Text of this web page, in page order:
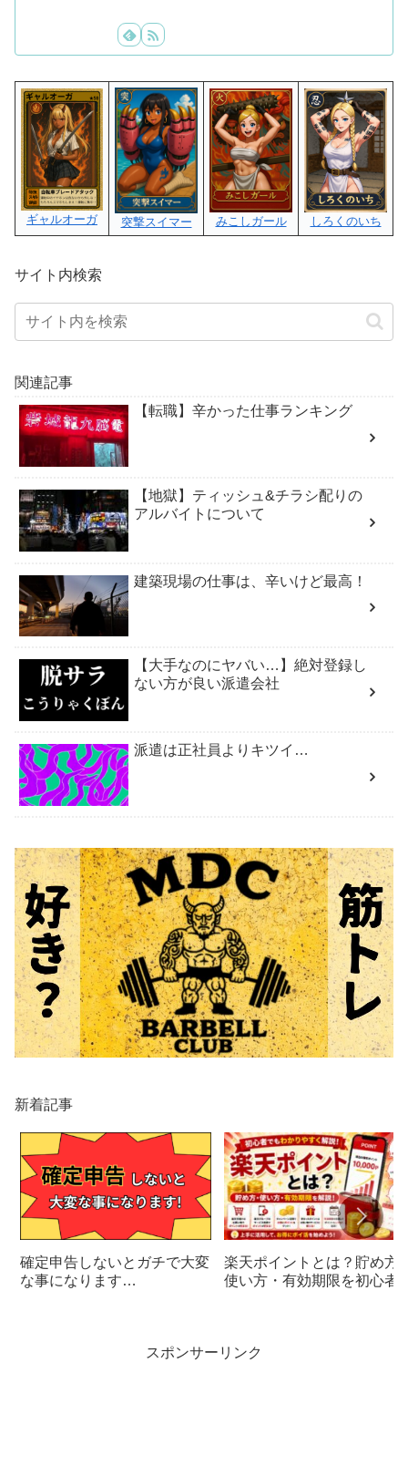
ギャルオーガ 突撃スイマー みこしガール しろくのいち
サイト内検索
関連記事
【転職】辛かった仕事ランキング
【地獄】ティッシュ&チラシ配りの
アルバイトについて
建築現場の仕事は、辛いけど最高！
【大手なのにヤバい…】絶対登録し
ない方が良い派遣会社
派遣は正社員よりキツイ…
新着記事
確定申告しないとガチで大変
な事になります…
楽天ポイントとは？貯め方
使い方・有効期限を初心者
スポンサーリンク